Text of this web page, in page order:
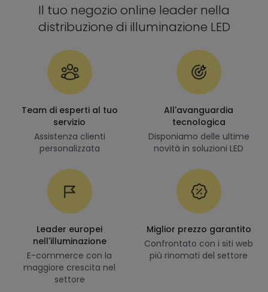
Il tuo negozio online leader nella
distribuzione di illuminazione LED
Team di esperti al tuo
servizio
Assistenza clienti
personalizzata
All'avanguardia
tecnologica
Disponiamo delle ultime
novità in soluzioni LED
Leader europei
nell'illuminazione
E-commerce con la
maggiore crescita nel
settore
Miglior prezzo garantito
Confrontato con i siti web
più rinomati del settore